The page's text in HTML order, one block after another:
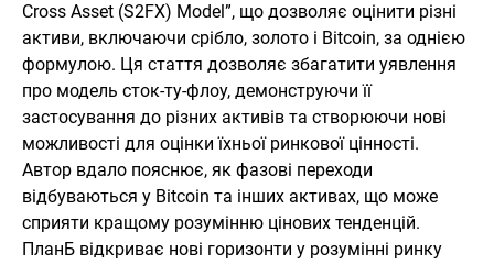
Cross Asset (S2FX) Model”, що дозволяє оцінити різні
активи, включаючи срібло, золото і Bitcoin, за однією
формулою. Ця стаття дозволяє збагатити уявлення
про модель сток-ту-флоу, демонструючи її
застосування до різних активів та створюючи нові
можливості для оцінки їхньої ринкової цінності.
Автор вдало пояснює, як фазові переходи
відбуваються у Bitcoin та інших активах, що може
сприяти кращому розумінню цінових тенденцій.
ПланБ відкриває нові горизонти у розумінні ринку